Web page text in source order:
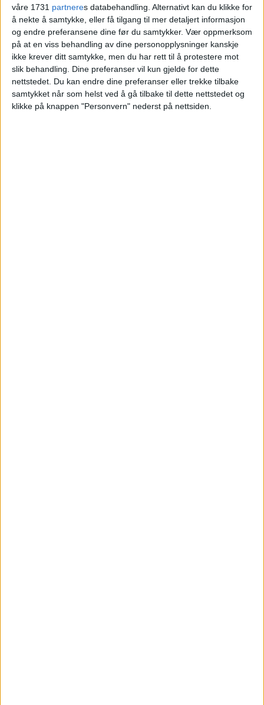
våre 1731 partneres databehandling. Alternativt kan du klikke for
å nekte å samtykke, eller få tilgang til mer detaljert informasjon
og endre preferansene dine før du samtykker. Vær oppmerksom
på at en viss behandling av dine personopplysninger kanskje
ikke krever ditt samtykke, men du har rett til å protestere mot
slik behandling. Dine preferanser vil kun gjelde for dette
nettstedet. Du kan endre dine preferanser eller trekke tilbake
samtykket når som helst ved å gå tilbake til dette nettstedet og
klikke på knappen "Personvern" nederst på nettsiden.
og i sentrum. Senest i går så jeg det like ved
SyngogIngensteds, nært området
festivalen skal være, forteller Iraki.